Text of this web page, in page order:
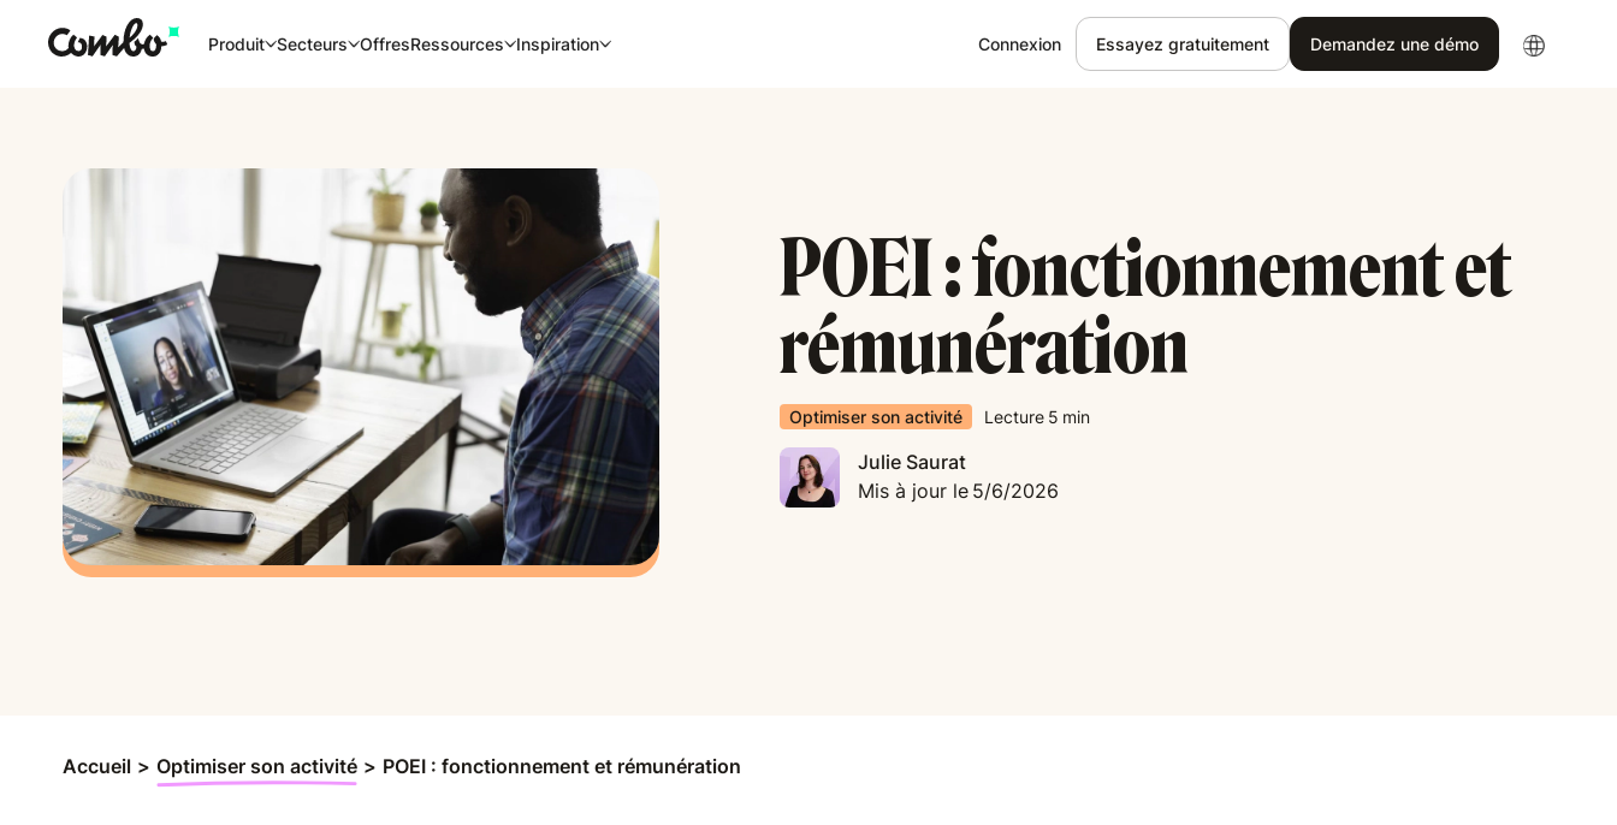
Produit Secteurs OffresRessources Inspiration Connexion Essayez gratuitement Demandez une démo
POEI : fonctionnement et
rémunération
Optimiser son activité Lecture 5 min
Julie Saurat
Mis à jour le 5/6/2026
Accueil > Optimiser son activité > POEI : fonctionnement et rémunération